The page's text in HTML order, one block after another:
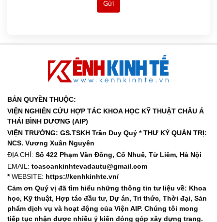
Gửi
BẢN QUYỀN THUỘC:
VIỆN NGHIÊN CỨU HỢP TÁC KHOA HỌC KỸ THUẬT CHÂU Á
THÁI BÌNH DƯƠNG (AIP)
VIỆN TRƯỞNG: GS.TSKH Trần Duy Quý *THƯ KÝ QUẢN TRỊ:
NCS. Vương Xuân Nguyên
ĐỊA CHỈ: Số 422 Phạm Văn Đồng, Cổ Nhuế, Từ Liêm, Hà Nội
EMAIL: toasoankinhtevadautu@gmail.com
*WEBSITE: https://kenhkinhte.vn/
Cảm ơn Quý vị đã tìm hiểu những thông tin tư liệu về: Khoa
học, Kỹ thuật, Hợp tác đầu tư, Dự án, Tri thức, Thời đại, Sản
phẩm dịch vụ và hoạt động của Viện AIP. Chúng tôi mong
tiếp tục nhận được nhiều ý kiến đóng góp xây dựng trang.